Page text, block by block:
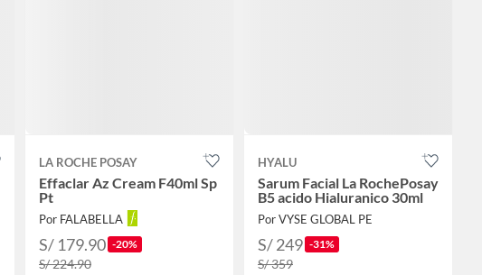
LA ROCHE POSAY
Effaclar Az Cream F40ml Sp
Pt
Por FALABELLA
S/ 179.90 -20%
S/ 224.90
HYALU
Sarum Facial La RochePosay
B5 acido Hialuranico 30ml
Por VYSE GLOBAL PE
S/ 249 -31%
S/ 359